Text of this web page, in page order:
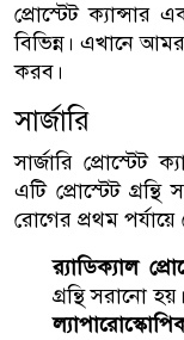
প্রোস্টেট ক্যান্সার
বিভিন্ন। এখানে
করব।
সার্জারি
সার্জারি প্রোস্টেট
এটি প্রোস্টেট
রোগের প্রথম পর্যায়ে
র‍্যাডিক্যাল
গ্রন্থি সরানো হয়।